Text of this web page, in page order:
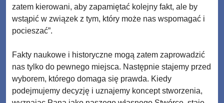
zatem kierowani, aby zapamiętać kolejny fakt, ale by
wstąpić w związek z tym, który może nas wspomagać i
pocieszać”.
Fakty naukowe i historyczne mogą zatem zaprowadzić
nas tylko do pewnego miejsca. Następnie stajemy przed
wyborem, którego domaga się prawda. Kiedy
podejmujemy decyzję i uznajemy koncept stworzenia,